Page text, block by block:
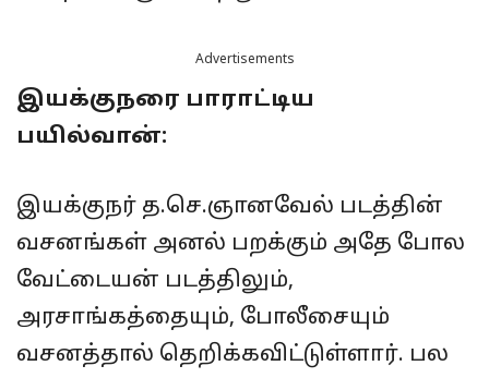
Advertisements
இயக்குநரை பாராட்டிய
பயில்வான்:
இயக்குநர் த.செ.ஞானவேல் படத்தின்
வசனங்கள் அனல் பறக்கும் அதே போல
வேட்டையன் படத்திலும்,
அரசாங்கத்தையும், போலீசையும்
வசனத்தால் தெறிக்கவிட்டுள்ளார். பல